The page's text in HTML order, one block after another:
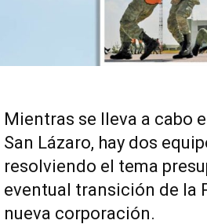
Mientras se lleva a cabo
San Lázaro, hay dos
resolviendo el tema
eventual transición de la
nueva corporación.